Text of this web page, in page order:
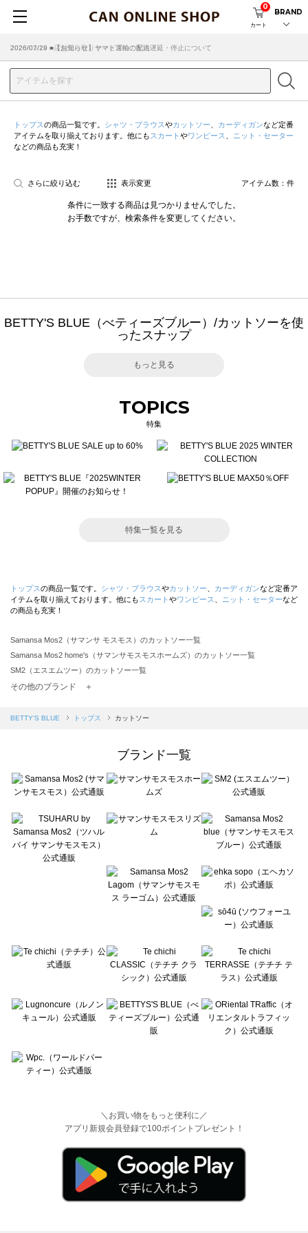
カート
0
BRAND
2026/07/29 ■【お知らせ】ヤマト運輸の配送遅延・停止について
2026/03/18 ■店舗受け取りサービスのご案内
トップスの商品一覧です。 シャツ・ブラウスやカットソー カーディガンなど定番
アイテムを取り揃えております。他にも スカート やワンピース
ニット・セーター
などの商品も充実！
さらに絞り込む 表示変更 アイテム数： 件
条件に一致する商品は見つかりませんでした。
お手数ですが、検索条件を変更してください。
BETTY'S BLUE（べティーズブルー）/カットソーを使
ったスナップ
もっと見る
TOPICS
特集
特集一覧を見る
トップスの商品一覧です。 シャツ・ブラウスやカットソー カーディガンなど定番ア
イテムを取り揃えております。他にも スカート やワンピース ニット・セーターなど
の商品も充実！
Samansa Mos2（サマンサ モスモス）のカットソー一覧
Samansa Mos2 home's（サマンサモスモスホームズ）のカットソー一覧
SM2（エスエムツー）のカットソー一覧
TSUHARU by Samansa Mos2（ツハルバイサマンサモスモス）のカットソー一覧
Samansa Mos2 blue（サマンサモスモス ブルー）のカットソー一覧
sō4ū（ソウフォーユー）のカットソー一覧
Te chichi（テチチ）のカットソー一覧
Te chichi CLASSIC（テチチ クラシック）のカットソー一覧
Lugnoncure（ルノンキュール）のカットソー一覧
BETTY'S BLUE（べティーズブルー）のカットソー一覧
Wpc.（ワールドパーティー）のカットソー一覧
その他のブランド ＋
BETTY'S BLUE トップス カットソー
ブランド一覧
＼お買い物をもっと便利に／
アプリ新規会員登録で100ポイントプレゼント！